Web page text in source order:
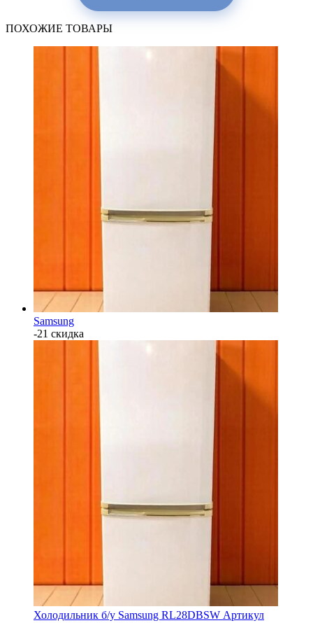
ПОХОЖИЕ ТОВАРЫ
Samsung
-21 скидка
Холодильник б/у Samsung RL28DBSW Артикул